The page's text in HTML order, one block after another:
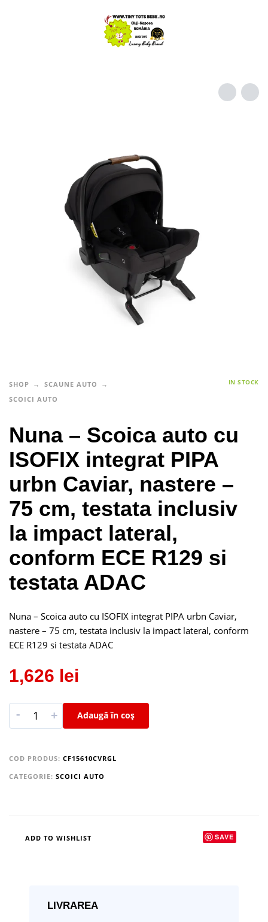
SHOP
SCAUNE AUTO
SCOICI AUTO
IN STOCK
Nuna – Scoica auto cu
ISOFIX integrat PIPA
urbn Caviar, nastere –
75 cm, testata inclusiv
la impact lateral,
conform ECE R129 si
testata ADAC
Nuna – Scoica auto cu ISOFIX integrat PIPA urbn Caviar,
nastere – 75 cm, testata inclusiv la impact lateral, conform
ECE R129 si testata ADAC
1,626 lei
- + Adaugă în coș
COD PRODUS: CF15610CVRGL
CATEGORIE: SCOICI AUTO
ADD TO WISHLIST SAVE
LIVRAREA